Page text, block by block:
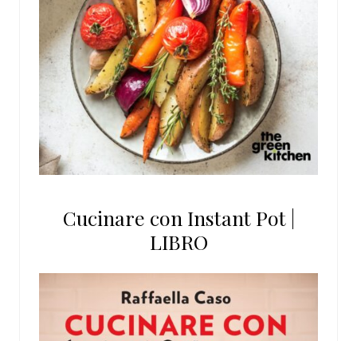
Cucinare con Instant Pot |
LIBRO